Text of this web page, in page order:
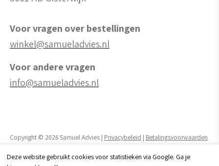
Voor vragen over bestellingen
winkel@samueladvies.nl
Voor andere vragen
info@samueladvies.nl
Copyright © 2026 Samuel Advies | Privacybeleid | Betalingsvoorwaarden
Realisatie website door:Webheld.nl
Deze website gebruikt cookies voor statistieken via Google. Ga je